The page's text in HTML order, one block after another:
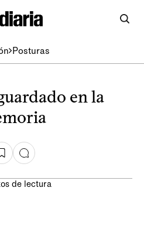
Posturas
en la
de lectura